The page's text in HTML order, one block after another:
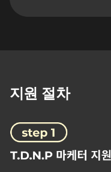
지원 절차